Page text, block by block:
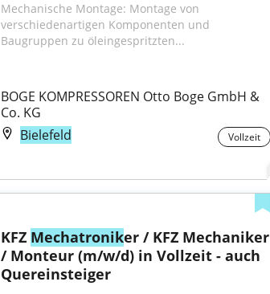
Mechanische Montage: Montage von
verschiedenartigen Komponenten und
Baugruppen zu öleingespritzten...
BOGE KOMPRESSOREN Otto Boge GmbH &
Co. KG
Bielefeld
Vollzeit
KFZ Mechatroniker / KFZ Mechaniker
/ Monteur (m/w/d) in Vollzeit - auch
Quereinsteiger